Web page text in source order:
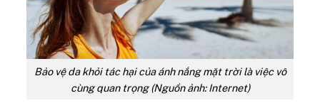
Bảo vệ da khỏi tác hại của ánh nắng mặt trời là việc vô
cùng quan trọng (Nguồn ảnh: Internet)